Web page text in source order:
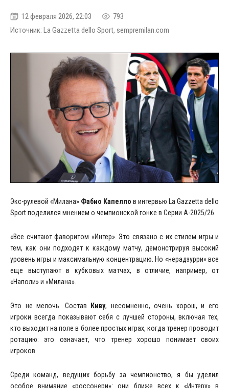
12 февраля 2026, 22:03
793
Источник: La Gazzetta dello Sport, sempremilan.com
Экс-рулевой «Милана» Фабио Капелло в интервью La Gazzetta dello
Sport поделился мнением о чемпионской гонке в Серии А-2025/26.
«Все считают фаворитом «Интер». Это связано с их стилем игры и
тем, как они подходят к каждому матчу, демонстрируя высокий
уровень игры и максимальную концентрацию. Но «нерадзурри» все
еще выступают в кубковых матчах, в отличие, например, от
«Наполи» и «Милана».
Это не мелочь. Состав Киву, несомненно, очень хорош, и его
игроки всегда показывают себя с лучшей стороны, включая тех,
кто выходит на поле в более простых играх, когда тренер проводит
ротацию: это означает, что тренер хорошо понимает своих
игроков.
Среди команд, ведущих борьбу за чемпионство, я бы уделил
особое внимание «россонери»: они ближе всех к «Интеру» в